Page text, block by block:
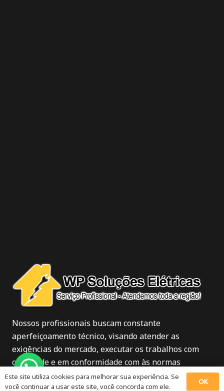
Nossos profissionais buscam constante
aperfeiçoamento técnico, visando atender as
exigências do mercado, executar os trabalhos com
qualidade e em conformidade com às normas
vigentes.
Este site utiliza cookies para melhorar sua experiência. Se
você continuar a usar este site, você concorda com ele.
OK